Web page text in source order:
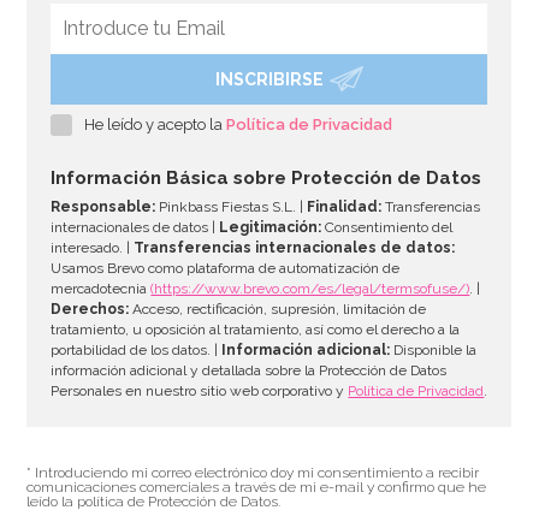
INSCRIBIRSE
He leído y acepto laPolítica de Privacidad
Información Básica sobre Protección de Datos
Responsable: Pinkbass Fiestas S.L. | Finalidad: Transferencias
internacionales de datos |
Legitimación: Consentimiento del
interesado. | Transferencias internacionales de datos:
Usamos Brevo como plataforma de automatización de
mercadotecnia(https://www.brevo.com/es/legal/termsofuse/). |
Derechos: Acceso, rectificación, supresión, limitación de
tratamiento, u oposición al tratamiento, así como el derecho a la
portabilidad de los datos. |
Información adicional: Disponible la
información adicional y detallada sobre la Protección de Datos
Personales en nuestro sitio web corporativo y Política de Privacidad.
* Introduciendo mi correo electrónico doy mi consentimiento a recibir
comunicaciones comerciales a través de mi e-mail y confirmo que he
leído la política de Protección de Datos.